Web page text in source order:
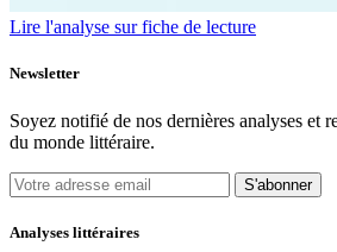
Lire l'analyse sur fiche de lecture
Newsletter
Soyez notifié de nos dernières analyses et
du monde littéraire.
S'abonner
Analyses littéraires